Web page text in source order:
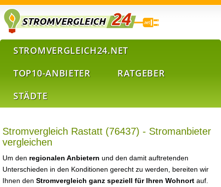
STROMVERGLEICH24.NET
TOP10-ANBIETER
RATGEBER
STÄDTE
Stromvergleich Rastatt (76437) - Stromanbieter
vergleichen
Um den regionalen Anbietern und den damit auftretenden
Unterschieden in den Konditionen gerecht zu werden, bereiten wir
Ihnen den Stromvergleich ganz speziell für Ihren Wohnort auf.